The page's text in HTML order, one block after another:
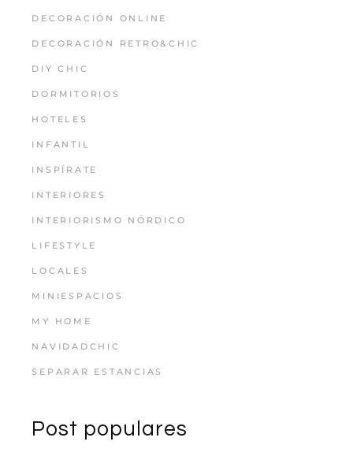
DECORACIÓN ONLINE
DECORACIÓN RETRO&CHIC
DIY CHIC
DORMITORIOS
HOTELES
INFANTIL
INSPÍRATE
INTERIORES
INTERIORISMO NÓRDICO
LIFESTYLE
LOCALES
MINIESPACIOS
MY HOME
NAVIDADCHIC
SEPARAR ESTANCIAS
Post populares